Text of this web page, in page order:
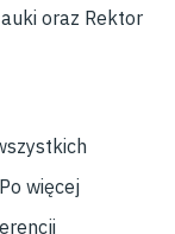
oraz Rektor
więcej